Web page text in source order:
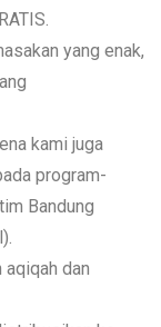
yang enak,
kami juga
program-
Bandung
dan